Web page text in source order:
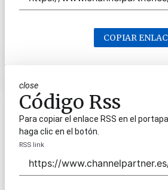
COPIAR
close
Código Rss
Para copiar el enlace RSS en el
haga clic en el botón.
RSS link